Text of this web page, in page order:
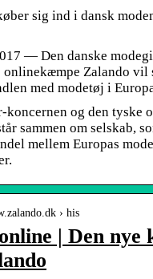
sig ind i dansk
— Den danske
onlinekæmpe Zalando vil
med modetøj i
koncernen og den tyske
sammen om selskab,
mellem Europas
› his
| Den nye